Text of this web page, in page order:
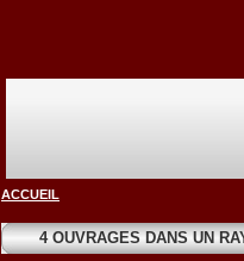
ACCUEIL
4 OUVRAGES DANS UN